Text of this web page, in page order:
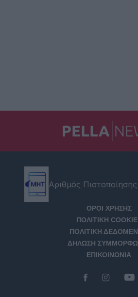
Αριθμός
ΟΡΟΙ ΧΡΗΣΗΣ
ΠΟΛΙΤΙΚΗ
ΠΟΛΙΤΙΚΗ
ΔΗΛΩΣΗ
ΕΠΙΚΟΙΝΩΝΙΑ